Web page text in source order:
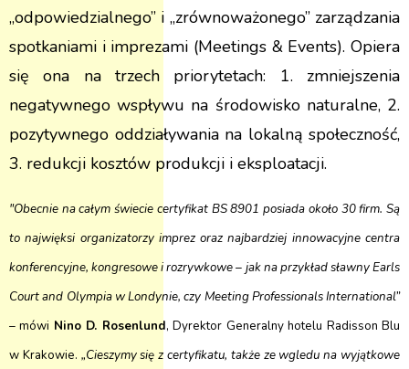
„odpowiedzialnego” i „zrównoważonego” zarządzania
spotkaniami i imprezami (Meetings & Events). Opiera
się ona na trzech priorytetach: 1. zmniejszenia
negatywnego wspływu na środowisko naturalne, 2.
pozytywnego oddziaływania na lokalną społeczność,
3. redukcji kosztów produkcji i eksploatacji.
"Obecnie na całym świecie certyfikat BS 8901 posiada około 30 firm. Są
to najwięksi organizatorzy imprez oraz najbardziej innowacyjne centra
konferencyjne, kongresowe i rozrywkowe – jak na przykład sławny Earls
Court and Olympia w Londynie, czy Meeting Professionals International”
–mówi Nino D. Rosenlund, Dyrektor Generalny hotelu Radisson Blu
w Krakowie. „Cieszymy się z certyfikatu, także ze wgledu na wyjątkowe